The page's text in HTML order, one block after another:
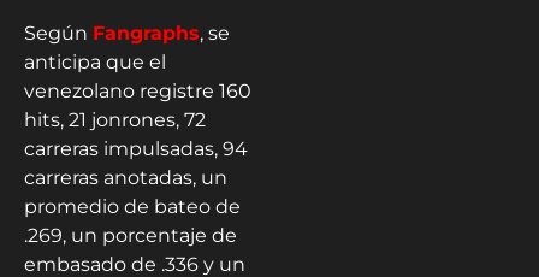
Según Fangraphs, se
anticipa que el
venezolano registre 160
hits, 21 jonrones, 72
carreras impulsadas, 94
carreras anotadas, un
promedio de bateo de
.269, un porcentaje de
embasado de .336 y un